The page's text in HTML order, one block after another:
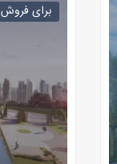
برای فروش